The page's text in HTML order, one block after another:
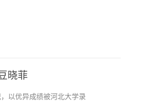
晓菲
以优异成绩被河北大学录